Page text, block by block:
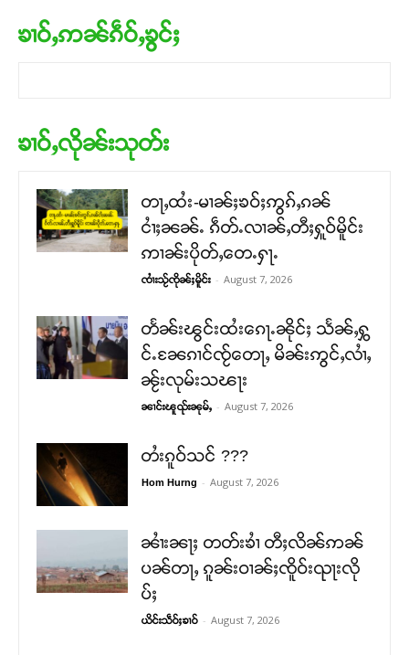
ၶၢဝ်ႇဢၼ်ၵဵဝ်ႇၶွင်ႈ
ၶၢဝ်ႇလိုၼ်းသုတ်း
တႃႇထႆး-မၢၼ်ႈၶဝ်ႈဢွၵ်ႇၵၼ်
ငၢႆႈၼၼ်ႉ ၵဵတ်ႉလၢၼ်ႇတီႈႁူဝ်မိူင်း
ဢၢၼ်းပိုတ်ႇတေႉႁႃႉ
ၸၢႆးသႂ်ၸိုၼ်ႈမိူင်း - August 7, 2026
တႅၼ်းၽွင်းထႆးၵေႃႉၼိုင်ႈ သႅၼ်ႇႁွ
င်ႉၼႄၵၢင်ၸႂ်တေႃႇ မိၼ်းဢွင်ႇလၢႆႇ
ၼႂ်းလုမ်းသၽႃး
ၼၢင်းၽူၺ်းၼုမ်ႇ - August 7, 2026
တႆးၵူဝ်သင် ???
Hom Hurng - August 7, 2026
ၼၢႆးၼႃႈ တတ်းၶၢႆ တီႈလိၼ်ဢၼ်
ပၼ်တႃႇ ၵူၼ်းဝၢၼ်ႈၸိူဝ်းၺႃးလို
ပ်ႈ
ယိင်းသဵဝ်ႈၶၢဝ် - August 7, 2026